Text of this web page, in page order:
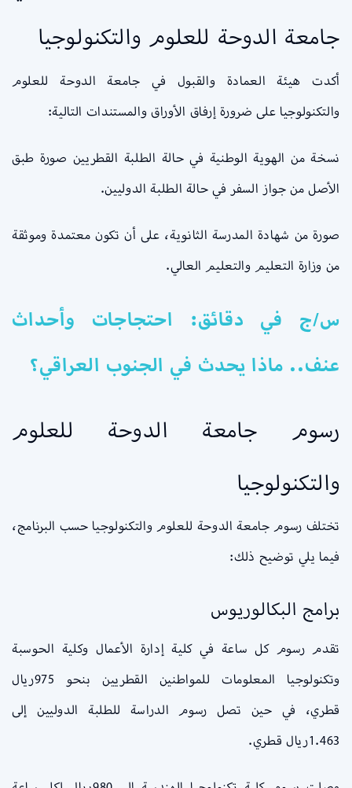
جامعة الدوحة للعلوم والتكنولوجيا
أكدت هيئة العمادة والقبول في جامعة الدوحة للعلوم
والتكنولوجيا على ضرورة إرفاق الأوراق والمستندات التالية:
نسخة من الهوية الوطنية في حالة الطلبة القطريين صورة طبق
الأصل من جواز السفر في حالة الطلبة الدوليين.
صورة من شهادة المدرسة الثانوية، على أن تكون معتمدة وموثقة
من وزارة التعليم والتعليم العالي.
س/ج في دقائق: احتجاجات وأحداث
عنف.. ماذا يحدث في الجنوب العراقي؟
رسوم جامعة الدوحة للعلوم
والتكنولوجيا
تختلف رسوم جامعة الدوحة للعلوم والتكنولوجيا حسب البرنامج،
فيما يلي توضيح ذلك:
برامج البكالوريوس
تقدم رسوم كل ساعة في كلية إدارة الأعمال وكلية الحوسبة
وتكنولوجيا المعلومات للمواطنين القطريين بنحو 975ريال
قطري، في حين تصل رسوم الدراسة للطلبة الدوليين إلى
1.463ريال قطري.